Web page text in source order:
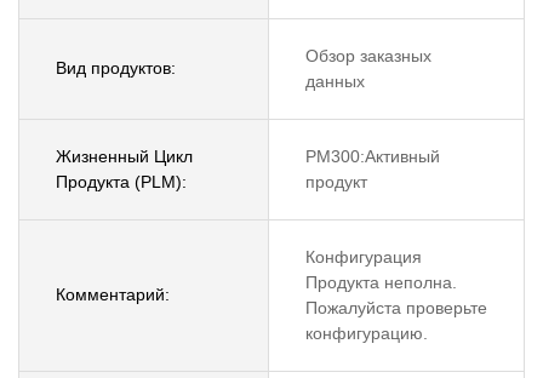
Вид продуктов:
Обзор заказных
данных
Жизненный Цикл
Продукта (PLM):
PM300:Активный
продукт
Комментарий:
Конфигурация
Продукта неполна.
Пожалуйста проверьте
конфигурацию.